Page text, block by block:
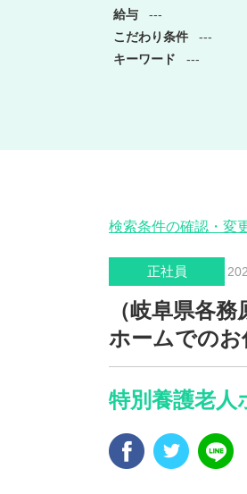
給与
---
こだわり条件
---
キーワード
---
検索条件の確認・変
正社員
（岐阜県各
ホームでのお
特別養護老人